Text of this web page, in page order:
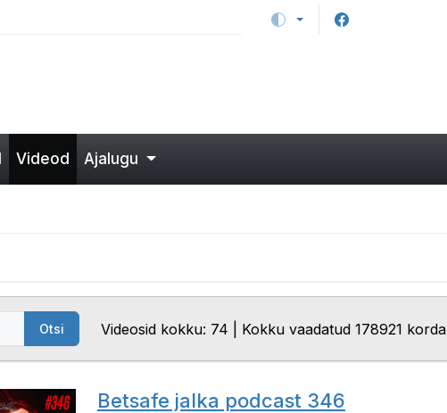
Videod Ajalugu
Otsi Videosid kokku: 74 | Kokku vaadatud 178921 korda
Betsafe jalka podcast 346